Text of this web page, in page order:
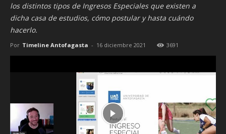
los distintos tipos de Ingresos Especiales que existen a
dicha casa de estudios, cómo postular y hasta cuándo
hacerlo.
Por Timeline Antofagasta - 16 diciembre 2021 3691